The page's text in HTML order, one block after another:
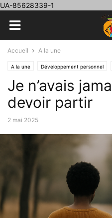
UA-85628339-1
Accueil A la une
A la une Développement personnel
Je n’avais
devoir partir
2 mai 2025